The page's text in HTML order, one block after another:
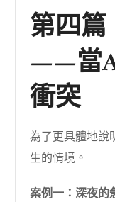
第四
——當
衝突
為了更具體地說
生的情境。
案例一：深夜的